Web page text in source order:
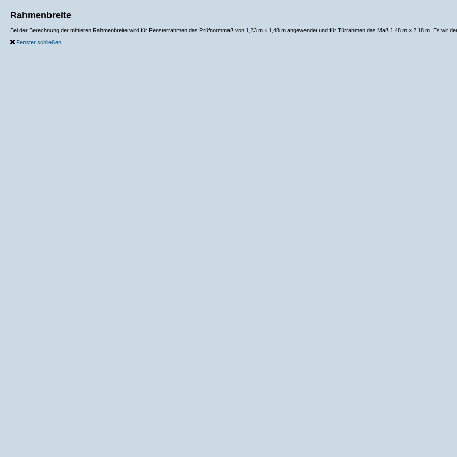
Rahmenbreite
Bei der Berechnung der mittleren Rahmenbreite wird für Fensterrahmen das Prüfnormmaß von 1,23 m × 1,48 m angewendet und für Türrahmen das Maß 1,48 m × 2,18 m. Es wir
Fenster schließen